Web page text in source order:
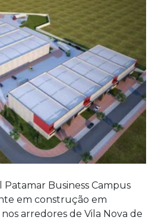
Business Campus
em construção em
arredores de Vila Nova de